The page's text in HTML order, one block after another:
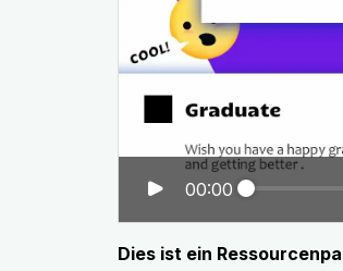
00:00
Dies ist ein